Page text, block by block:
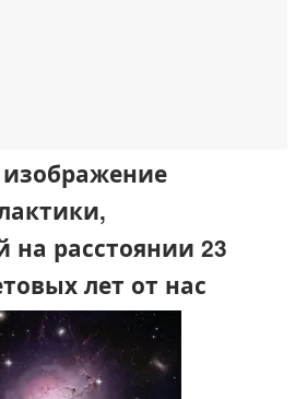
на расстоянии 23
лет от нас